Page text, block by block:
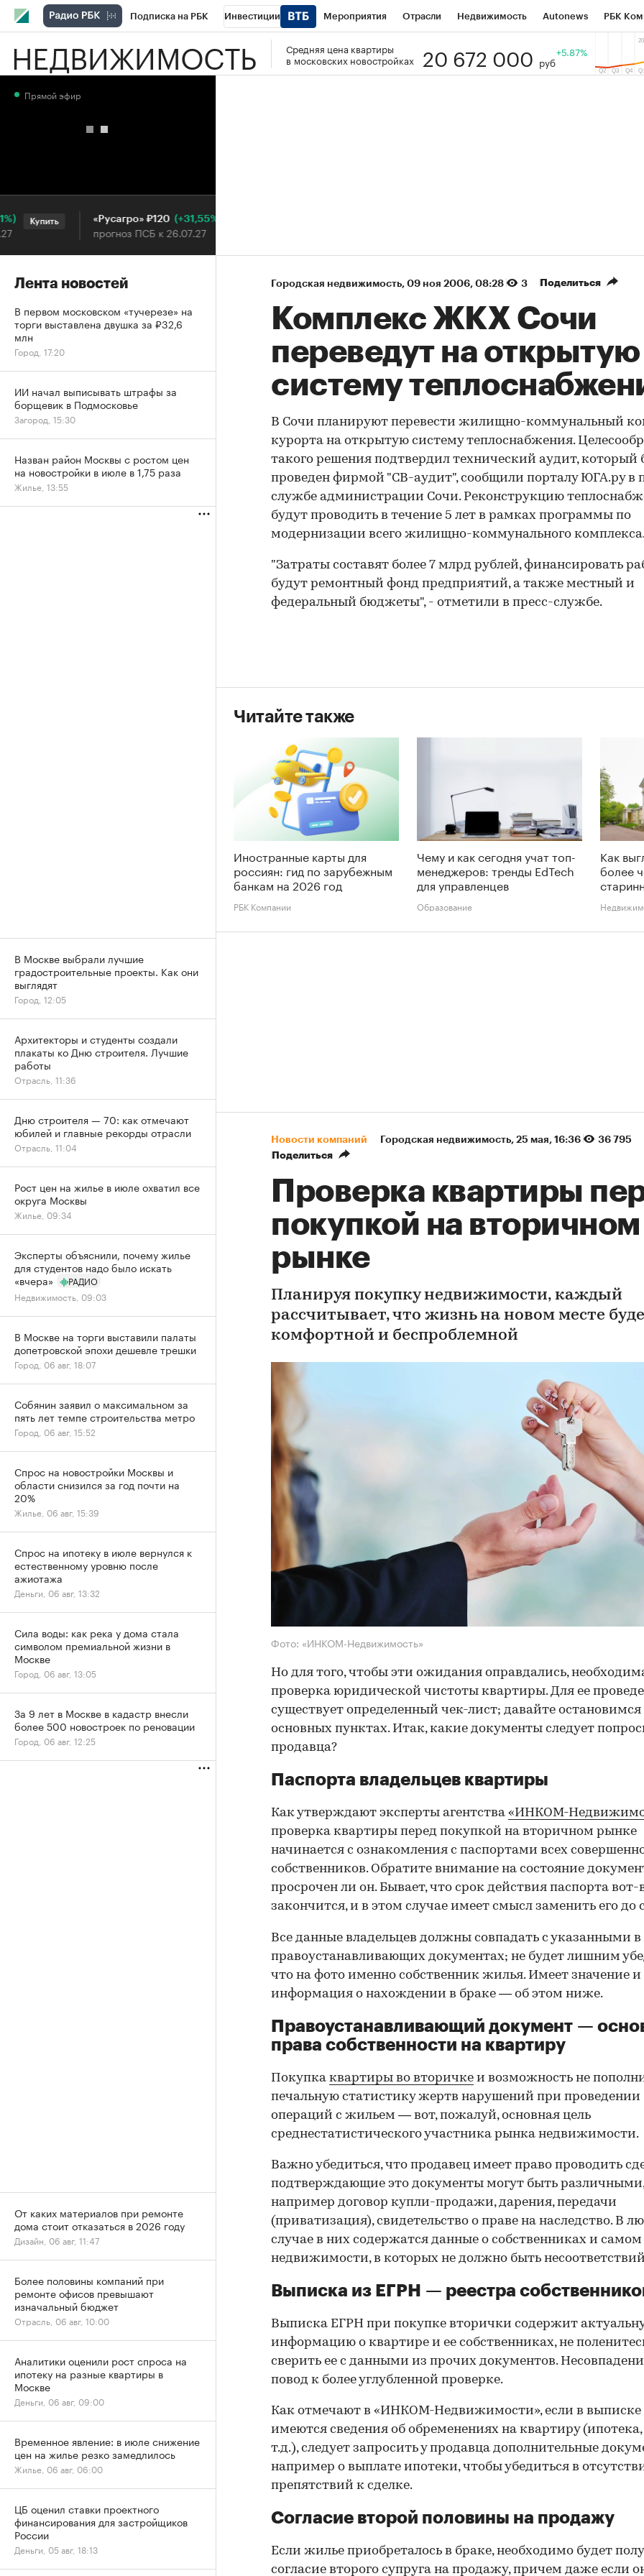
Подписка на РБК Инвестиции Мероприятия Отрасли Недвижимость Autonews РБК
РБК Вино Спорт Школа управления РБК РБК Образование Тренды
НЕДВИЖИМОСТЬ
Средняя цена квартиры
в московских новостройках
20 672 000 руб
+5.87%
Городская недвижимость⁠, 09 ноя 2006, 08:28 3 Поделиться
Комплекс ЖКХ Сочи
переведут на открытую
систему
В Сочи планируют перевести жилищно-коммунальный
курорта на открытую систему теплоснабжения.
такого решения подтвердил технический аудит, который
проведен фирмой "СВ-аудит", сообщили порталу ЮГА.ру в
службе администрации Сочи. Реконструкцию
будут проводить в течение 5 лет в рамках программы по
модернизации всего жилищно-коммунального
"Затраты составят более 7 млрд рублей, финансировать
будут ремонтный фонд предприятий, а также местный и
федеральный бюджеты", - отметили в пресс-службе.
Читайте также
Иностранные карты для
россиян: гид по зарубежным
банкам на 2026 год
РБК Компании
Чему и как сегодня учат топ-
менеджеров: тренды EdTech
для управленцев
Образование
Как
более
Новости компаний Городская недвижимость⁠, 25 мая, 16:36
36 795
Поделиться
Проверка квартиры
покупкой на вторичном
рынке
Планируя покупку недвижимости, каждый
рассчитывает, что жизнь на новом месте
комфортной и беспроблемной
Фото: «ИНКОМ-Недвижимость»
Но для того, чтобы эти ожидания оправдались,
проверка юридической чистоты квартиры. Для ее
существует определенный чек-лист; давайте остановимся
основных пунктах. Итак, какие документы следует
продавца?
Паспорта владельцев квартиры
Как утверждают эксперты агентства «ИНКОМ-
проверка квартиры перед покупкой на вторичном рынке
начинается с ознакомления с паспортами всех
собственников. Обратите внимание на состояние
просрочен ли он. Бывает, что срок действия паспорта вот-
закончится, и в этом случае имеет смысл заменить его до
Все данные владельцев должны совпадать с указанными в
правоустанавливающих документах; не будет лишним
что на фото именно собственник жилья. Имеет значение и
информация о нахождении в браке — об этом ниже.
Правоустанавливающий документ —
права собственности на квартиру
Покупка квартиры во вторичке и возможность не
печальную статистику жертв нарушений при проведении
операций с жильем — вот, пожалуй, основная цель
среднестатистического участника рынка недвижимости.
Важно убедиться, что продавец имеет право проводить
подтверждающие это документы могут быть различными,
например договор купли-продажи, дарения, передачи
(приватизация), свидетельство о праве на наследство. В
случае в них содержатся данные о собственниках и самом
недвижимости, в которых не должно быть
Выписка из ЕГРН — реестра
Выписка ЕГРН при покупке вторички содержит
информацию о квартире и ее собственниках, не
сверить ее с данными из прочих документов.
повод к более углубленной проверке.
Как отмечают в «ИНКОМ-Недвижимости», если в выписке
имеются сведения об обременениях на квартиру (ипотека,
т.д.), следует запросить у продавца дополнительные
например о выплате ипотеки, чтобы убедиться в
препятствий к сделке.
Согласие второй половины на продажу
Если жилье приобреталось в браке, необходимо будет
согласие второго супруга на продажу, причем даже если
Прямой эфир
Купить «Русагро» ₽120 (+31,55%)
прогноз ПСБ к 26.07.27
Лента новостей
В первом московском «тучерезе» на
торги выставлена двушка за ₽32,6
млн
Город, 17:20
ИИ начал выписывать штрафы за
борщевик в Подмосковье
Загород, 15:30
Назван район Москвы с ростом цен
на новостройки в июле в 1,75 раза
Жилье, 13:55
В Москве выбрали лучшие
градостроительные проекты. Как они
выглядят
Город, 12:05
Архитекторы и студенты создали
плакаты ко Дню строителя. Лучшие
работы
Отрасль, 11:36
Дню строителя — 70: как отмечают
юбилей и главные рекорды отрасли
Отрасль, 11:04
Рост цен на жилье в июле охватил все
округа Москвы
Жилье, 09:34
Эксперты объяснили, почему жилье
для студентов надо было искать
«вчера»
РАДИО
Недвижимость, 09:03
В Москве на торги выставили палаты
допетровской эпохи дешевле трешки
Город, 06 авг, 18:07
Собянин заявил о максимальном за
пять лет темпе строительства метро
Город, 06 авг, 15:52
Спрос на новостройки Москвы и
области снизился за год почти на
20%
Жилье, 06 авг, 15:39
Спрос на ипотеку в июле вернулся к
естественному уровню после
ажиотажа
Деньги, 06 авг, 13:32
Сила воды: как река у дома стала
символом премиальной жизни в
Москве
Город, 06 авг, 13:05
За 9 лет в Москве в кадастр внесли
более 500 новостроек по реновации
Город, 06 авг, 12:25
От каких материалов при ремонте
дома стоит отказаться в 2026 году
Дизайн, 06 авг, 11:47
Более половины компаний при
ремонте офисов превышают
изначальный бюджет
Отрасль, 06 авг, 10:00
Аналитики оценили рост спроса на
ипотеку на разные квартиры в
Москве
Деньги, 06 авг, 09:00
Временное явление: в июле снижение
цен на жилье резко замедлилось
Жилье, 06 авг, 06:00
ЦБ оценил ставки проектного
финансирования для застройщиков
России
Деньги, 05 авг, 18:13